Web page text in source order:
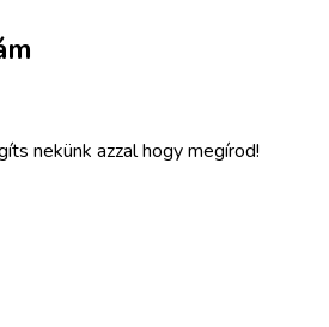
nekünk azzal hogy megírod!